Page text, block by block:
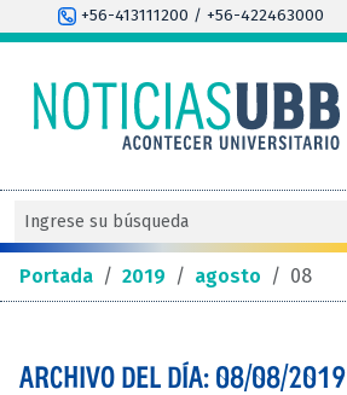
+56-413111200 / +56-422463000
Portada / 2019 / agosto / 08
ARCHIVO DEL DÍA: 08/08/2019